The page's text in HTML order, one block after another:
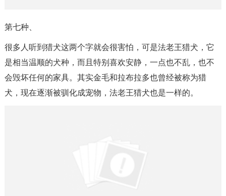
第七种、
很多人听到猎犬这两个字就会很害怕，可是法老王猎犬，它
是相当温顺的犬种，而且特别喜欢安静，一点也不乱，也不
会毁坏任何的家具。其实金毛和拉布拉多也曾经被称为猎
犬，现在逐渐被驯化成宠物，法老王猎犬也是一样的。